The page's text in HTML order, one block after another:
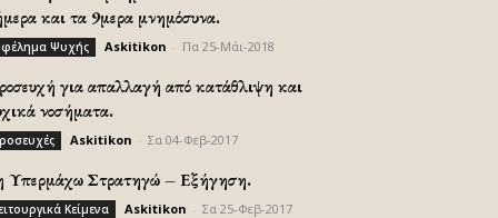
και τα 9μερα μνημόσυνα.
Ψυχής Askitikon Πα 25-Μάι-2018
για απαλλαγή από κατάθλιψη και
νοσήματα.
Askitikon Σα 04-Φεβ-2017
Υπερμάχω Στρατηγώ – Εξήγηση.
Κείμενα Askitikon Σα 25-Φεβ-2017